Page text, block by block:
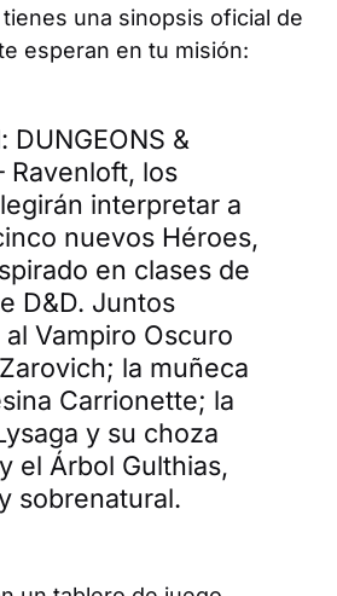
una sinopsis oficial de
esperan en tu misión:
DUNGEONS &
Ravenloft, los
interpretar a
nuevos Héroes,
en clases de
D&D. Juntos
Vampiro Oscuro
la muñeca
Carrionette; la
y su choza
el Árbol Gulthias,
sobrenatural.